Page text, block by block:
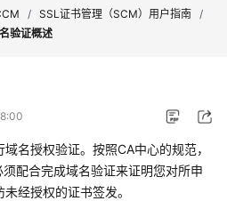
/ SSL证书管理（SCM）用户指南 /
验证概述
名授权验证。按照CA中心的规范，
配合完成域名验证来证明您对所申
经授权的证书签发。